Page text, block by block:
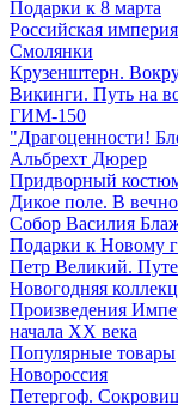
Подарки к 8 марта
Российская империя
Смолянки
Крузенштерн.
Викинги. Путь на
ГИМ-150
"Драгоценности!
Альбрехт Дюрер
Придворный
Дикое поле. В
Собор Василия
Подарки к Новому
Петр Великий.
Новогодняя
Произведения
начала XX века
Популярные товары
Новороссия
Петергоф.